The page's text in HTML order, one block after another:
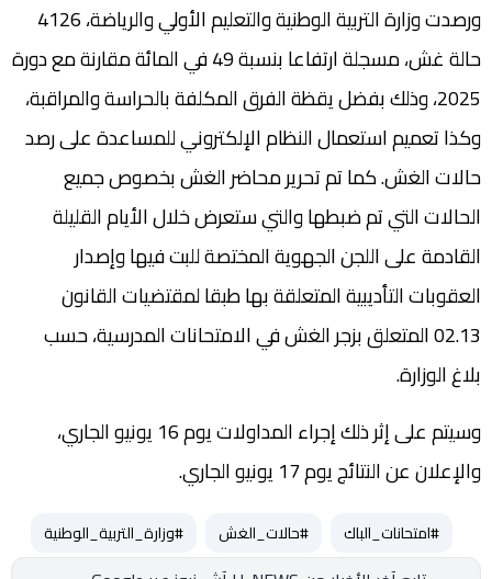
ورصدت وزارة التربية الوطنية والتعليم الأولي والرياضة، 4126
حالة غش، مسجلة ارتفاعا بنسبة 49 في المائة مقارنة مع دورة
2025، وذلك بفضل يقظة الفرق المكلفة بالحراسة والمراقبة،
وكذا تعميم استعمال النظام الإلكتروني للمساعدة على رصد
حالات الغش. كما تم تحرير محاضر الغش بخصوص جميع
الحالات التي تم ضبطها والتي ستعرض خلال الأيام القليلة
القادمة على اللجن الجهوية المختصة للبت فيها وإصدار
العقوبات التأديبية المتعلقة بها طبقا لمقتضيات القانون
02.13 المتعلق بزجر الغش في الامتحانات المدرسية، حسب
بلاغ الوزارة.
وسيتم على إثر ذلك إجراء المداولات يوم 16 يونيو الجاري،
والإعلان عن النتائج يوم 17 يونيو الجاري.
#امتحانات_الباك #حالات_الغش #وزارة_التربية_الوطنية